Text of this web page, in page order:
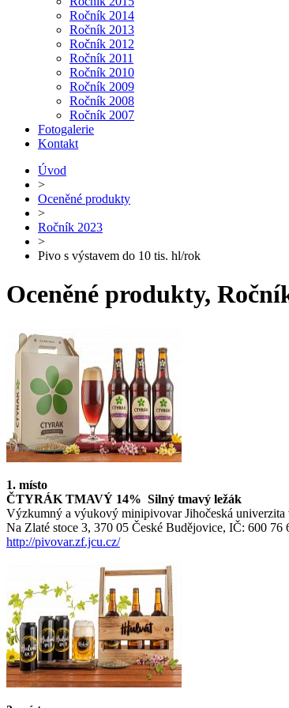
Ročník 2014
Ročník 2013
Ročník 2012
Ročník 2011
Ročník 2010
Ročník 2009
Ročník 2008
Ročník 2007
Fotogalerie
Kontakt
Úvod
>
Oceněné produkty
>
Ročník 2023
>
Pivo s výstavem do 10 tis. hl/rok
Oceněné produkty,
1. místo
ČTYRÁK TMAVÝ 14% Silný tmavý ležák
Výzkumný a výukový minipivovar Jihočeská
Na Zlaté stoce 3, 370 05 České Budějovice, IČ: 600 76
http://pivovar.zf.jcu.cz/